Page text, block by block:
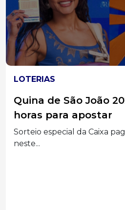
LOTERIAS
Quina de São João
horas para apostar
Sorteio especial da Caixa
neste...